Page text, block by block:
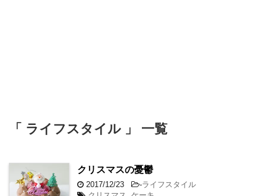
「 ライフスタイル 」 一覧
クリスマスの憂鬱
2017/12/23 -ライフスタイル